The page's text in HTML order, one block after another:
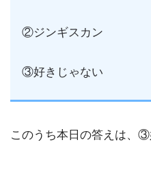
②ジンギスカン
③好きじゃない
このうち本日の答えは、③